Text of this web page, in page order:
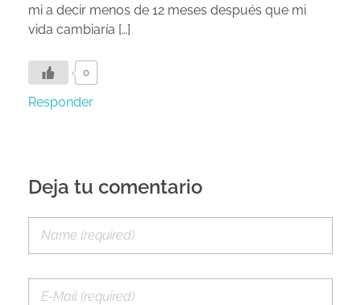
mi a decir menos de 12 meses después que mi
vida cambiaría […]
0
Responder
Deja tu comentario